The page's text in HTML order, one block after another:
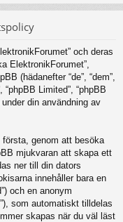
m
och deras
ElektronikForumet”,
(hädanefter “de”, “dem”,
“phpBB Limited”, “phpBB
din användning av
genom att besöka
mjukvaran att skapa ett
ner till din dators
innehåller bara en
och en anonym
som automatiskt tilldelas
skapas när du väl läst